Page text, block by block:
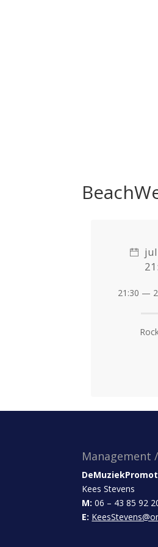
21:30 —
Management
Kees Stevens
M: 06 – 43 85 92
E: